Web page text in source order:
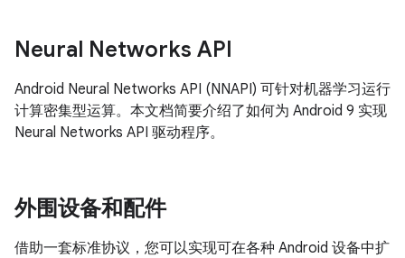
Neural Networks API
Android Neural Networks API (NNAPI) 可针对机器学习运行
计算密集型运算。本文档简要介绍了如何为 Android 9 实现
Neural Networks API 驱动程序。
外围设备和配件
借助一套标准协议，您可以实现可在各种 Android 设备中扩